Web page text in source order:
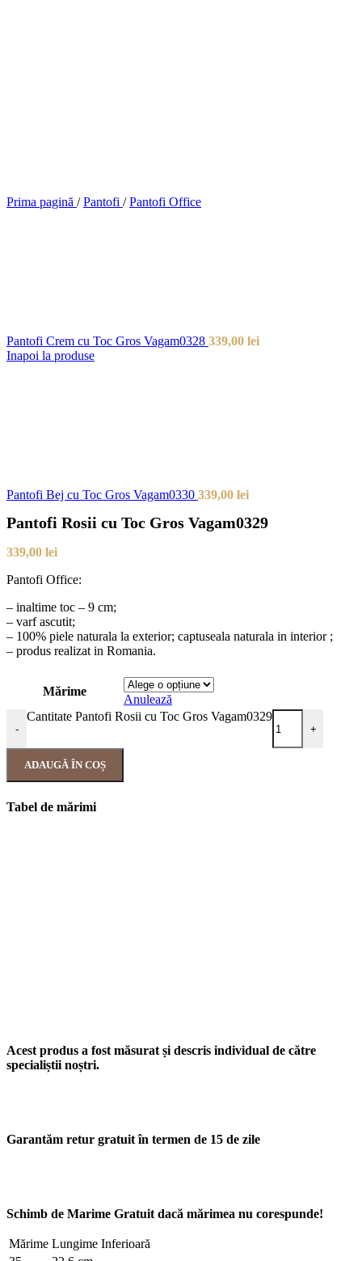
Prima pagină / Pantofi / Pantofi Office
Pantofi Crem cu Toc Gros Vagam0328 339,00 lei
Inapoi la produse
Pantofi Bej cu Toc Gros Vagam0330 339,00 lei
Pantofi Rosii cu Toc Gros Vagam0329
339,00 lei
Pantofi Office:
– inaltime toc – 9 cm;
– varf ascutit;
– 100% piele naturala la exterior; captuseala naturala in interior ;
– produs realizat in Romania.
Mărime
Anulează
-
Cantitate Pantofi Rosii cu Toc Gros Vagam0329
+
ADAUGĂ ÎN COȘ
Tabel de mărimi
Acest produs a fost măsurat și descris individual de către
specialiștii noștri.
Garantăm retur gratuit în termen de 15 de zile
Schimb de Marime Gratuit dacă mărimea nu corespunde!
Mărime Lungime Inferioară